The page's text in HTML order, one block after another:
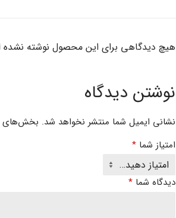
هیچ دیدگاهی برای این محصول نوشته
نوشتن دیدگاه
نشانی ایمیل شما منتشر نخواهد شد. بخش‌های
امتیاز شما *
دیدگاه شما *